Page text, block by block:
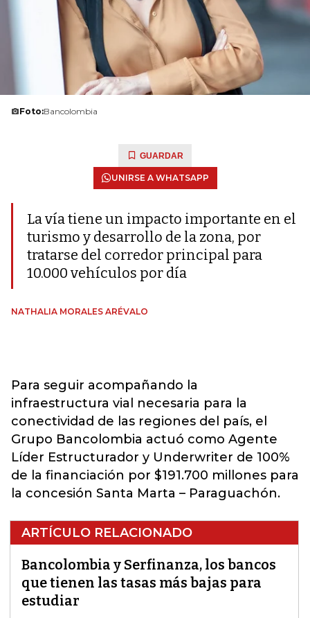
Foto:Bancolombia
GUARDAR
UNIRSE A WHATSAPP
La vía tiene un impacto importante en el
turismo y desarrollo de la zona, por
tratarse del corredor principal para
10.000 vehículos por día
NATHALIA MORALES ARÉVALO
Para seguir acompañando la
infraestructura vial necesaria para la
conectividad de las regiones del país, el
Grupo Bancolombia actuó como Agente
Líder Estructurador y Underwriter de 100%
de la financiación por $191.700 millones para
la concesión Santa Marta – Paraguachón.
ARTÍCULO RELACIONADO
Bancolombia y Serfinanza, los bancos
que tienen las tasas más bajas para
estudiar